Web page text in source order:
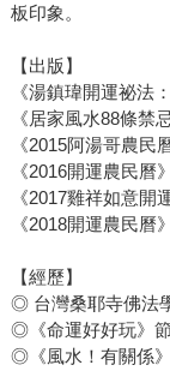
板印象。
【出版】
《湯鎮瑋開運祕法
《居家風水88條禁忌
《2015阿湯哥農民
《2016開運農民曆》
《2017雞祥如意開
《2018開運農民曆》
【經歷】
◎ 台灣桑耶寺佛法
◎《命運好好玩》
◎《風水！有關係